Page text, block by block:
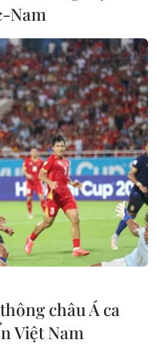
dung không
mạng
Google ngừng can
bối cảnh Nga đang
gia (Hạ viện) Nga
Nam
châu Á ca
Việt Nam